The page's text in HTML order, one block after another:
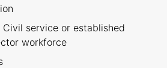
service or established
workforce